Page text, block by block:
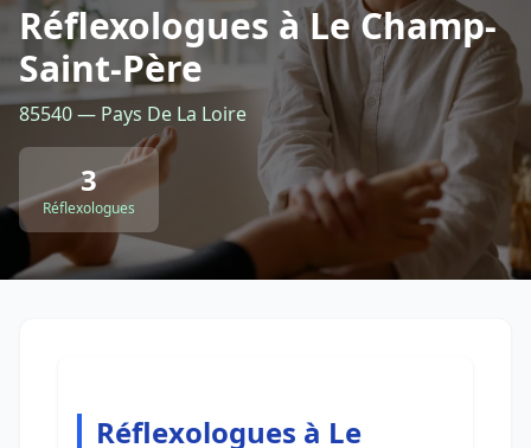
Réflexologues à Le Champ-
Saint-Père
85540 — Pays De La Loire
3
Réflexologues
Réflexologues à Le